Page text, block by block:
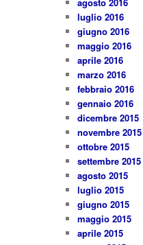
agosto 2016
luglio 2016
giugno 2016
maggio 2016
aprile 2016
marzo 2016
febbraio 2016
gennaio 2016
dicembre 2015
novembre 2015
ottobre 2015
settembre 2015
agosto 2015
luglio 2015
giugno 2015
maggio 2015
aprile 2015